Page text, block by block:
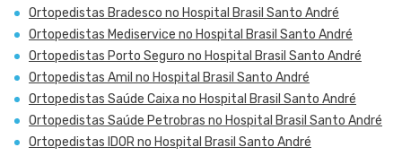
Ortopedistas Bradesco no Hospital Brasil Santo André
Ortopedistas Mediservice no Hospital Brasil Santo André
Ortopedistas Porto Seguro no Hospital Brasil Santo André
Ortopedistas Amil no Hospital Brasil Santo André
Ortopedistas Saúde Caixa no Hospital Brasil Santo André
Ortopedistas Saúde Petrobras no Hospital Brasil Santo André
Ortopedistas IDOR no Hospital Brasil Santo André